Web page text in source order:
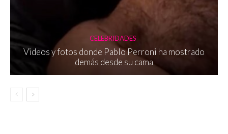
CELEBRIDADES
Videos y fotos donde Pablo Perroni ha mostrado
demás desde su cama